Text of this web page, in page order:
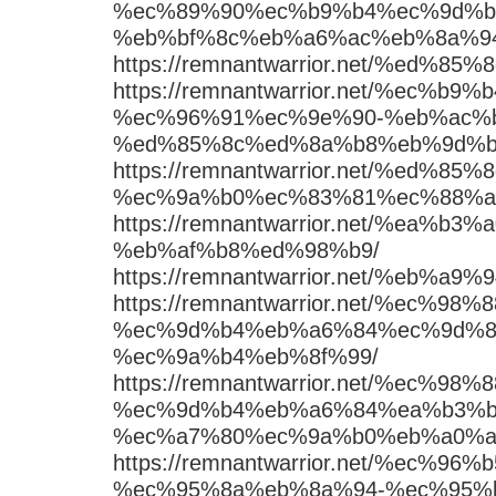
https://remnantwarrior.net/
https://remnantwarrior.net/
%ec%96%91%ec%9e%90-
https://remnantwarrior.net/
https://remnantwarrior.net/
%eb%af%b8%ed%98%b9/
https://remnantwarrior.net/
https://remnantwarrior.net/
%ec%9a%b4%eb%8f%99/
https://remnantwarrior.net/
https://remnantwarrior.net/
%ec%95%8a%eb%8a%94-